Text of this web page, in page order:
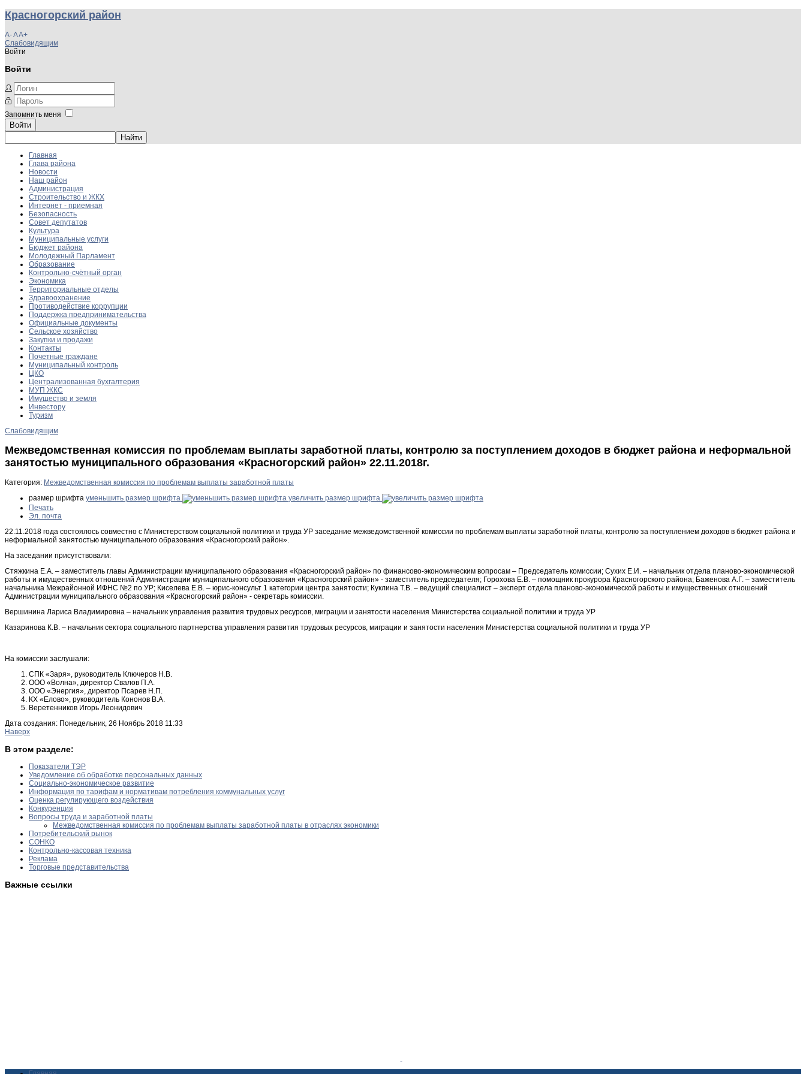
Красногорский район
A-AA+
Слабовидящим
Войти
Войти
Запомнить меня
Войти
Главная
Глава района
Новости
Наш район
Администрация
Строительство и ЖКХ
Интернет - приемная
Безопасность
Совет депутатов
Культура
Муниципальные услуги
Бюджет района
Молодежный Парламент
Образование
Контрольно-счётный орган
Экономика
Территориальные отделы
Здравоохранение
Противодействие коррупции
Поддержка предпринимательства
Официальные документы
Сельское хозяйство
Закупки и продажи
Контакты
Почетные граждане
Муниципальный контроль
ЦКО
Централизованная бухгалтерия
МУП ЖКС
Имущество и земля
Инвестору
Туризм
Слабовидящим
Межведомственная комиссия по проблемам выплаты заработной платы, контролю за поступлением доходов в бюджет района и неформальной
занятостью муниципального образования «Красногорский район» 22.11.2018г.
Категория: Межведомственная комиссия по проблемам выплаты заработной платы
размер шрифта уменьшить размер шрифта
увеличить размер шрифта
Печать
Эл. почта
22.11.2018 года состоялось совместно с Министерством социальной политики и труда УР заседание межведомственной комиссии по проблемам выплаты заработной платы, контролю за поступлением доходов в бюджет района и
неформальной занятостью муниципального образования «Красногорский район».
На заседании присутствовали:
Стяжкина Е.А. – заместитель главы Администрации муниципального образования «Красногорский район» по финансово-экономическим вопросам – Председатель комиссии; Сухих Е.И. – начальник отдела планово-экономической
работы и имущественных отношений Администрации муниципального образования «Красногорский район» - заместитель председателя; Горохова Е.В. – помощник прокурора Красногорского района; Баженова А.Г. – заместитель
начальника Межрайонной ИФНС №2 по УР; Киселева Е.В. – юрис-консульт 1 категории центра занятости; Куклина Т.В. – ведущий специалист – эксперт отдела планово-экономической работы и имущественных отношений
Администрации муниципального образования «Красногорский район» - секретарь комиссии.
Вершинина Лариса Владимировна – начальник управления развития трудовых ресурсов, миграции и занятости населения Министерства социальной политики и труда УР
Казаринова К.В. – начальник сектора социального партнерства управления развития трудовых ресурсов, миграции и занятости населения Министерства социальной политики и труда УР
На комиссии заслушали:
СПК «Заря», руководитель Ключеров Н.В.
ООО «Волна», директор Свалов П.А.
ООО «Энергия», директор Псарев Н.П.
КХ «Елово», руководитель Кононов В.А.
Веретенников Игорь Леонидович
Дата создания: Понедельник, 26 Ноябрь 2018 11:33
Наверх
В этом разделе:
Показатели ТЭР
Уведомление об обработке персональных данных
Социально-экономическое развитие
Информация по тарифам и нормативам потребления коммунальных услуг
Оценка регулирующего воздействия
Конкуренция
Вопросы труда и заработной платы
Межведомственная комиссия по проблемам выплаты заработной платы в отраслях экономики
Потребительский рынок
СОНКО
Контрольно-кассовая техника
Реклама
Торговые представительства
Важные ссылки